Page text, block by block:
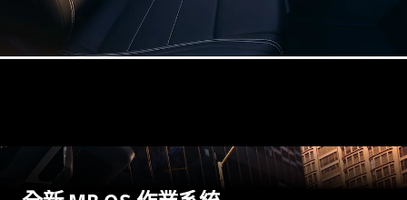
Mercedes-
Maybach
訂製夢想車